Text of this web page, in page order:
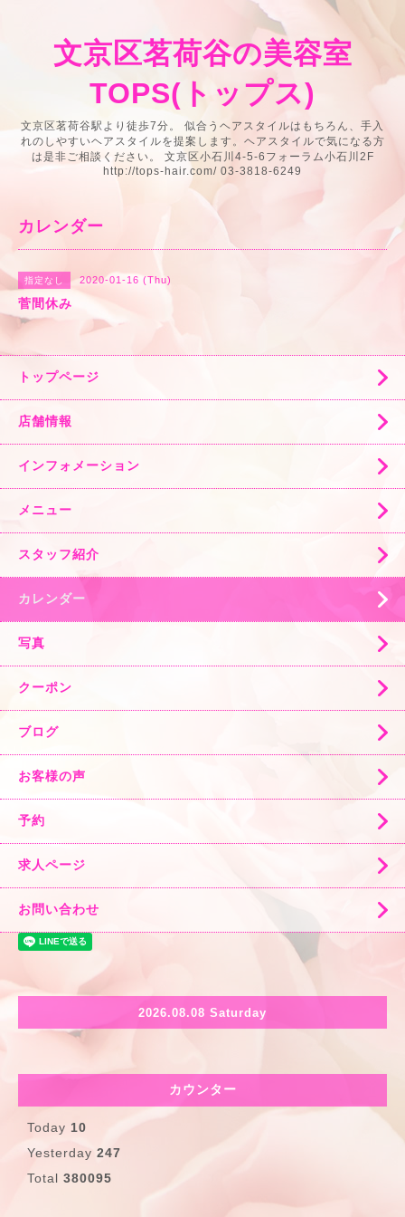
文京区茗荷谷の美容室
TOPS(トップス)
文京区茗荷谷駅より徒歩7分。 似合うヘアスタイルはもちろん、手入
れのしやすいヘアスタイルを提案します。ヘアスタイルで気になる方
は是非ご相談ください。 文京区小石川4-5-6フォーラム小石川2F
http://tops-hair.com/ 03-3818-6249
カレンダー
指定なし 2020-01-16 (Thu)
菅間休み
トップページ
店舗情報
インフォメーション
メニュー
スタッフ紹介
カレンダー
写真
クーポン
ブログ
お客様の声
予約
求人ページ
お問い合わせ
2026.08.08 Saturday
カウンター
Today 10
Yesterday 247
Total 380095